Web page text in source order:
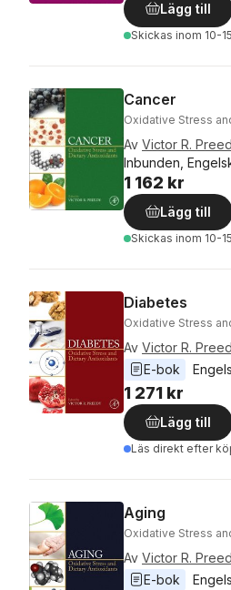
Lägg till
Skickas inom 10-
Cancer
Oxidative Stress
Av Victor R.
Inbunden,
1 162 kr
Lägg till
Skickas inom 10-
Diabetes
Oxidative Stress
Av Victor R.
E-bok
1 271 kr
Lägg till
Läs direkt efter
Aging
Oxidative Stress
Av Victor R.
E-bok